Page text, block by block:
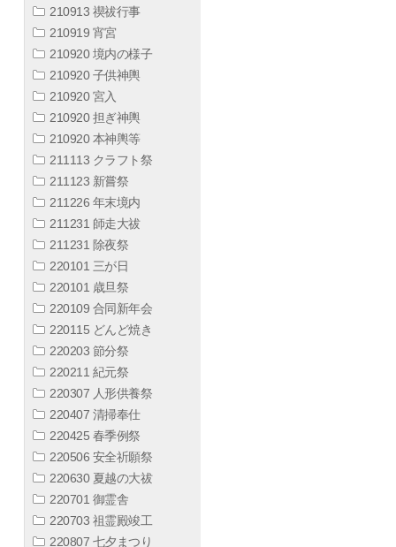
210913 禊祓行事
210919 宵宮
210920 境内の様子
210920 子供神輿
210920 宮入
210920 担ぎ神輿
210920 本神輿等
211113 クラフト祭
211123 新嘗祭
211226 年末境内
211231 師走大祓
211231 除夜祭
220101 三が日
220101 歳旦祭
220109 合同新年会
220115 どんど焼き
220203 節分祭
220211 紀元祭
220307 人形供養祭
220407 清掃奉仕
220425 春季例祭
220506 安全祈願祭
220630 夏越の大祓
220701 御霊舎
220703 祖霊殿竣工
220807 七夕まつり